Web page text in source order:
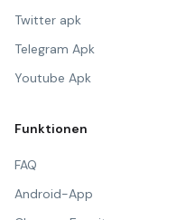
Twitter apk
Telegram Apk
Youtube Apk
Funktionen
FAQ
Android-App